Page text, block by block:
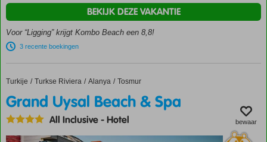
glijbanen
Zeer
vriendelijk
en
All
inclusive
ook
mogelijk
Voor “Ligging” krijgt Kombo Beach een 8,8!
3 recente boekingen
BEKIJK DEZE VAKANTIE
Home
Turkije Turkse Riviera Alanya Tosmur
Grand Uysal Beach & Spa
Grand Uysal Beach & Spa
All Inclusive-Hotel bewaar